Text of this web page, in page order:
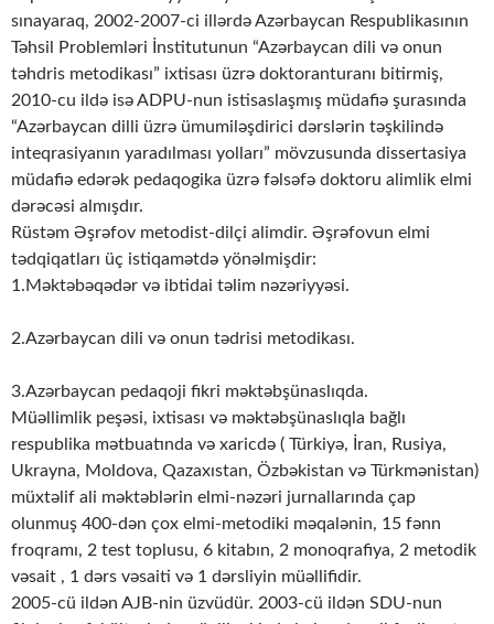
sınayaraq, 2002-2007-ci illərdə Azərbaycan Respublikasının
Təhsil Problemləri İnstitutunun “Azərbaycan dili və onun
təhdris metodikası” ixtisası üzrə doktoranturanı bitirmiş,
2010-cu ildə isə ADPU-nun istisaslaşmış müdafiə şurasında
“Azərbaycan dilli üzrə ümumiləşdirici dərslərin təşkilində
inteqrasiyanın yaradılması yolları” mövzusunda dissertasiya
müdafiə edərək pedaqogika üzrə fəlsəfə doktoru alimlik elmi
dərəcəsi almışdır.
Rüstəm Əşrəfov metodist-dilçi alimdir. Əşrəfovun elmi
tədqiqatları üç istiqamətdə yönəlmişdir:
1.Məktəbəqədər və ibtidai təlim nəzəriyyəsi.
2.Azərbaycan dili və onun tədrisi metodikası.
3.Azərbaycan pedaqoji fikri məktəbşünaslıqda.
Müəllimlik peşəsi, ixtisası və məktəbşünaslıqla bağlı
respublika mətbuatında və xaricdə ( Türkiyə, İran, Rusiya,
Ukrayna, Moldova, Qazaxıstan, Özbəkistan və Türkmənistan)
müxtəlif ali məktəblərin elmi-nəzəri jurnallarında çap
olunmuş 400-dən çox elmi-metodiki məqalənin, 15 fənn
froqramı, 2 test toplusu, 6 kitabın, 2 monoqrafiya, 2 metodik
vəsait , 1 dərs vəsaiti və 1 dərsliyin müəllifidir.
2005-cü ildən AJB-nin üzvüdür. 2003-cü ildən SDU-nun